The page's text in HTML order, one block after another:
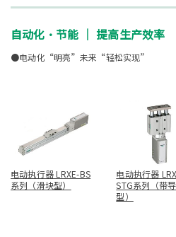
自动化•节能 ｜ 提高生产效率
●电动化“明亮”未来“轻松实现”
电动执行器 LRXE-BS
系列（滑块型）
电动执行器
STG系列（带
型）